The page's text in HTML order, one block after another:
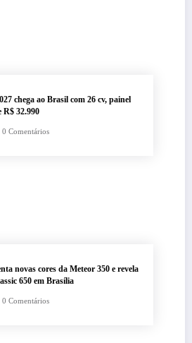
chega ao Brasil com 26 cv, painel
R$ 32.990
0 Comentários
novas cores da Meteor 350 e revela
650 em Brasília
0 Comentários